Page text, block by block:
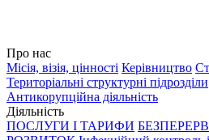
Про нас
Місія, візія, цінності Керівництво
Територіальні структурні підрозділи
Антикорупційна діяльність
Діяльність
ПОСЛУГИ І ТАРИФИ